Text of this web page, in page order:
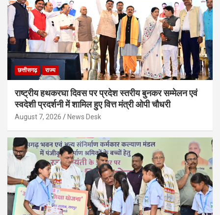
छत्तीसगढ़ राज्य
राष्ट्रीय हथकरघा दिवस पर प्रदेश स्तरीय बुनकर सम्मेलन एवं
स्वदेशी प्रदर्शनी में शामिल हुए वित्त मंत्री ओपी चौधरी
August 7, 2026 News Desk